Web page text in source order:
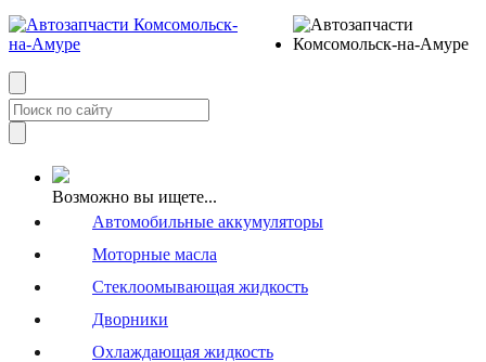
Возможно вы ищете...
Автомобильные аккумуляторы
Моторные масла
Стеклоомывающая жидкость
Дворники
Охлаждающая жидкость